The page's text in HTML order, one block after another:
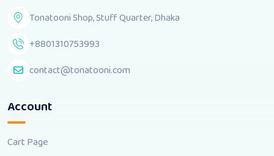
Tonatooni Shop, Stuff Quarter, Dhaka
+8801310753993
contact@tonatooni.com
Account
Cart Page